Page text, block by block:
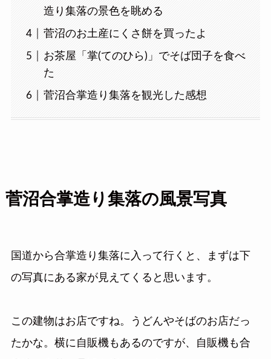
造り集落の景色を眺める
菅沼のお土産にくさ餅を買ったよ
お茶屋「掌(てのひら)」でそば団子を食べ
た
菅沼合掌造り集落を観光した感想
菅沼合掌造り集落の風景写真
国道から合掌造り集落に入って行くと、まずは下
の写真にある家が見えてくると思います。
この建物はお店ですね。うどんやそばのお店だっ
たかな。横に自販機もあるのですが、自販機も合